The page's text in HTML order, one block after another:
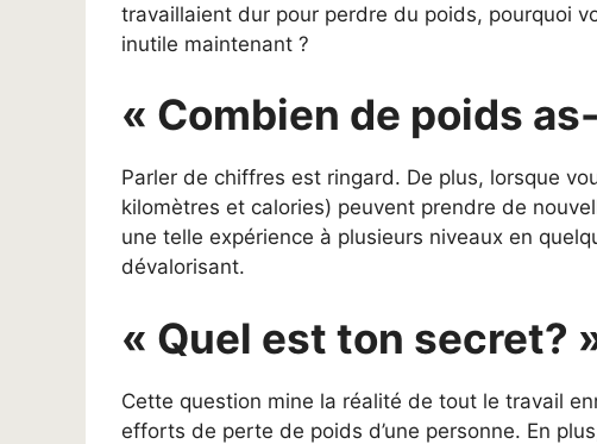
travaillaient dur pour perdre du poids, pourquoi
inutile maintenant ?
« Combien de poids
Parler de chiffres est ringard. De plus, lorsque
kilomètres et calories) peuvent prendre de
une telle expérience à plusieurs niveaux en
dévalorisant.
« Quel est ton secret?
Cette question mine la réalité de tout le travail
efforts de perte de poids d’une personne. En